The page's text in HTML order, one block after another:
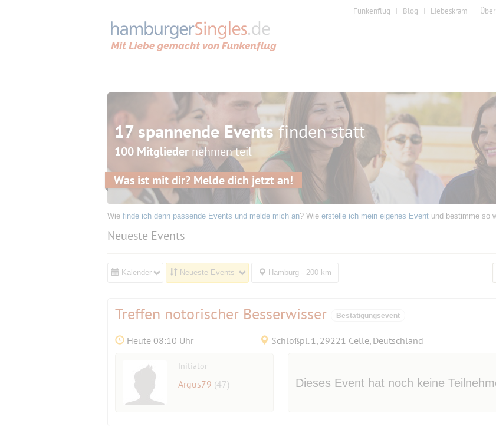
Funkenflug Blog Liebeskram
17 spannende Eventsfinden statt
100 Mitglieder nehmen teil
Was ist mit dir? Melde dich jetzt an!
Wie finde ich denn passende Events und melde mich an? Wie erstelle ich mein eigenes Event und bestimme so
Neueste Events
Kalender Neueste Events Hamburg - 200 km
Treffen notorischer Besserwisser Bestätigungsevent
Heute 08:10 Uhr Schloßpl. 1, 29221 Celle, Deutschland
Initiator
Argus79 (47) Dieses Event hat noch keine